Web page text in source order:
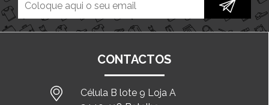
CONTACTOS
Célula B lote 9 Loja A